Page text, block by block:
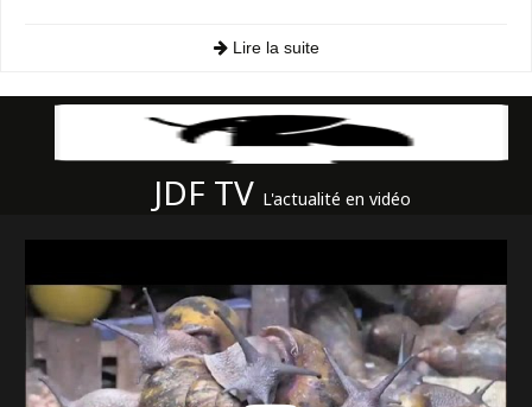
Lire la suite
JDF TV L'actualité en vidéo